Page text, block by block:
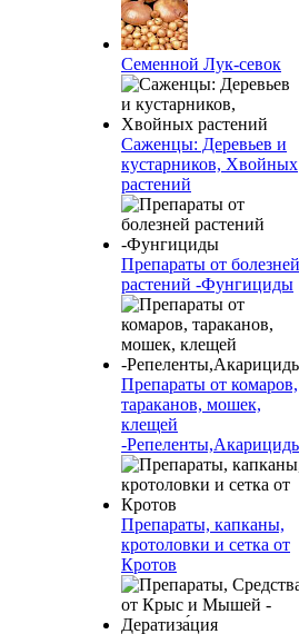
Семенной Лук-севок
Саженцы: Деревьев и
кустарников, Хвойных
растений
Препараты от болезней
растений -Фунгициды
Препараты от комаров,
тараканов, мошек,
клещей
-
Препараты, капканы,
кротоловки и сетка от
Кротов